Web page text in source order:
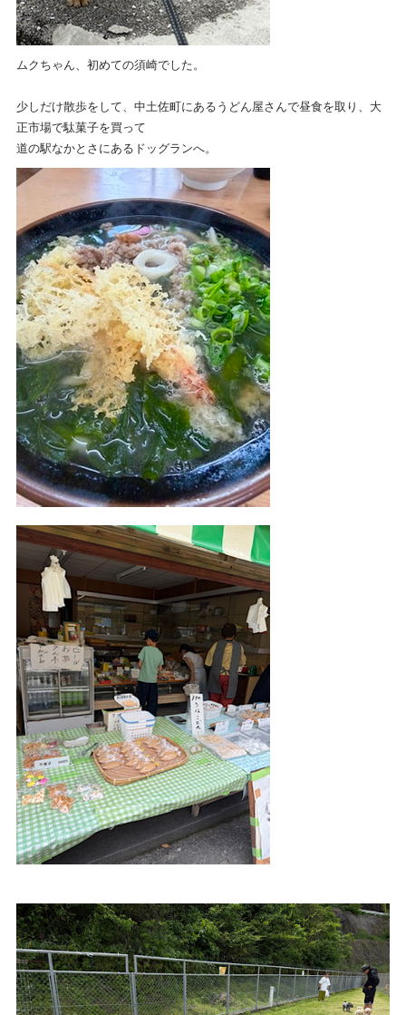
ムクちゃん、初めての須崎でした。
少しだけ散歩をして、中土佐町にあるうどん屋さんで昼食を取り、大
正市場で駄菓子を買って
道の駅なかとさにあるドッグランへ。